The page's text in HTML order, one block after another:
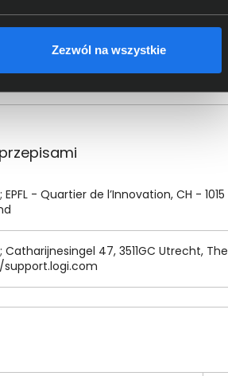
Zezwól na wszystkie
C
- Quartier de l’Innovation, CH - 1015
; Catharijnesingel 47, 3511GC Utrecht, The
/support.logi.com